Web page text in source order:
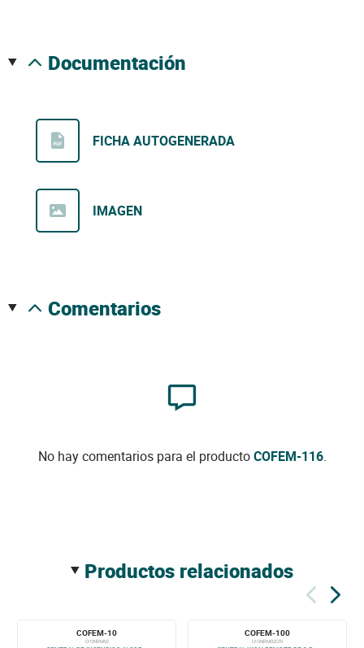
documentación
FICHA AUTOGENERADA
IMAGEN
comentarios
No hay comentarios para el productoCOFEM-116.
productos relacionados
COFEM-10
LYONRM02
COFEM-100
LYONRM02CRI